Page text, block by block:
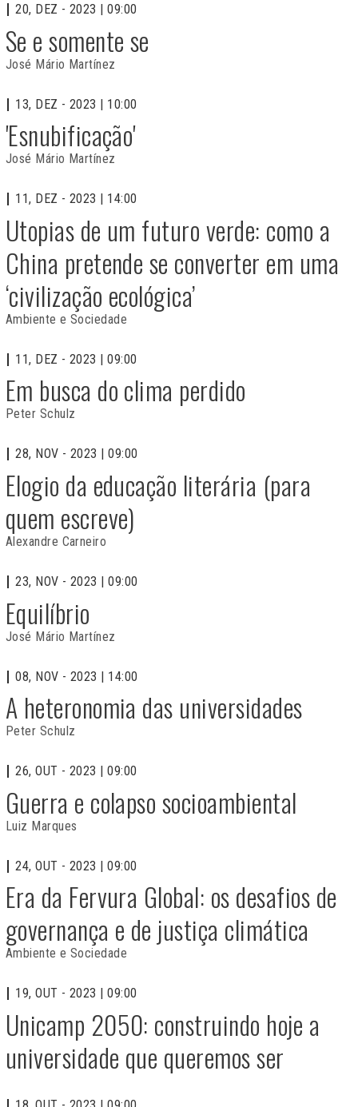
20, DEZ - 2023 | 09:00
Se e somente se
José Mário Martínez
13, DEZ - 2023 | 10:00
'Esnubificação'
José Mário Martínez
11, DEZ - 2023 | 14:00
Utopias de um futuro verde: como a
China pretende se converter em uma
‘civilização ecológica’
Ambiente e Sociedade
11, DEZ - 2023 | 09:00
Em busca do clima perdido
Peter Schulz
28, NOV - 2023 | 09:00
Elogio da educação literária (para
quem escreve)
Alexandre Carneiro
23, NOV - 2023 | 09:00
Equilíbrio
José Mário Martínez
08, NOV - 2023 | 14:00
A heteronomia das universidades
Peter Schulz
26, OUT - 2023 | 09:00
Guerra e colapso socioambiental
Luiz Marques
24, OUT - 2023 | 09:00
Era da Fervura Global: os desafios de
governança e de justiça climática
Ambiente e Sociedade
19, OUT - 2023 | 09:00
Unicamp 2050: construindo hoje a
universidade que queremos ser